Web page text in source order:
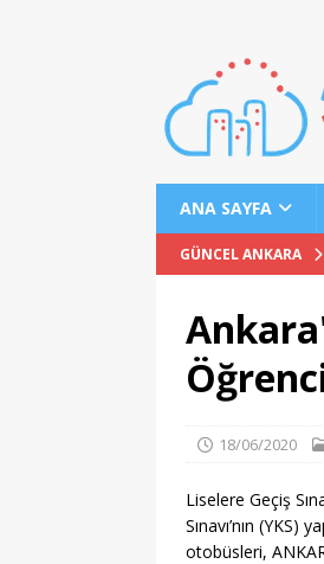
ANA SAYFA
GÜNCEL ANKARA
18/06/2020
Liselere Geçiş
Sınavı’nın
otobüsleri,